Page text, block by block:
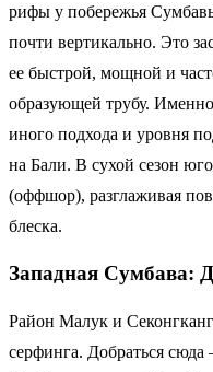
рифы у побережья
почти вертикально. Это
ее быстрой, мощной и
образующей трубу.
иного подхода и уровня
на Бали. В сухой сезон
(оффшор), разглаживая
блеска.
Западная Сумбава:
Район Малук и
серфинга. Добраться